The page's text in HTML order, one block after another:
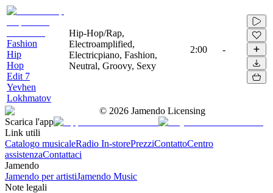
Fashion
Hip
Hop
Edit 7
Yevhen
Lokhmatov
Hip-Hop/Rap,
Electroamplified,
Electricpiano, Fashion,
Neutral, Groovy, Sexy
2:00 -
© 2026 Jamendo Licensing
Scarica l'app
Link utili
Catalogo musicaleRadio In-storePrezziContattoCentro
assistenzaContattaci
Jamendo
Jamendo per artistiJamendo Music
Note legali